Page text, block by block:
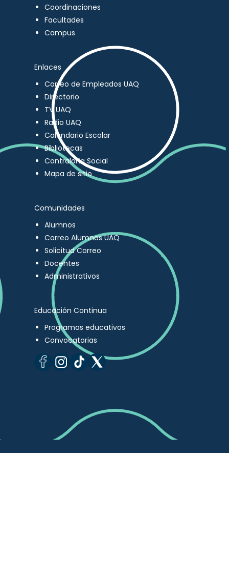
Coordinaciones
Facultades
Campus
Enlaces
Correo de Empleados UAQ
Directorio
TV UAQ
Radio UAQ
Calendario Escolar
Bibliotecas
Contraloría Social
Mapa de sitio
Comunidades
Alumnos
Correo Alumnos UAQ
Solicitud Correo
Docentes
Administrativos
Educación Continua
Programas educativos
Convocatorias